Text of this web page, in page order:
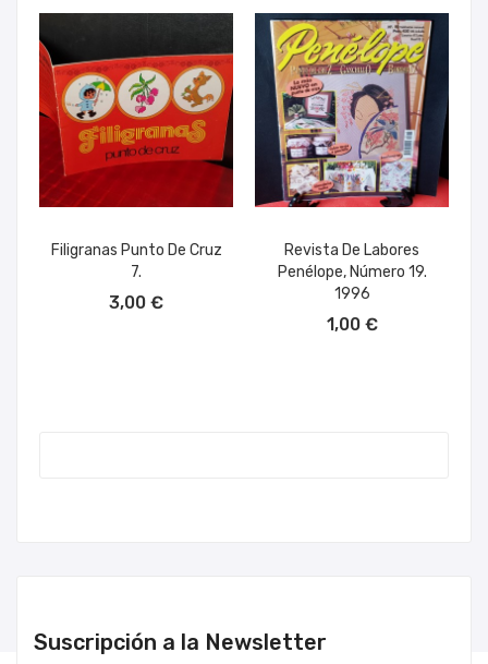
Filigranas Punto De Cruz
7.
3,00 €
Revista De Labores
Penélope, Número 19.
1996
1,00 €
Suscripción a la Newsletter